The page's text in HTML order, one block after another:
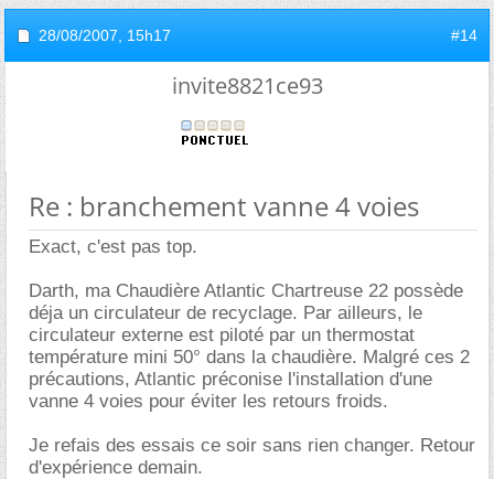
28/08/2007, 15h17 #14
invite8821ce93
Re : branchement vanne 4 voies
Exact, c'est pas top.
Darth, ma Chaudière Atlantic Chartreuse 22 possède
déja un circulateur de recyclage. Par ailleurs, le
circulateur externe est piloté par un thermostat
température mini 50° dans la chaudière. Malgré ces 2
précautions, Atlantic préconise l'installation d'une
vanne 4 voies pour éviter les retours froids.
Je refais des essais ce soir sans rien changer. Retour
d'expérience demain.